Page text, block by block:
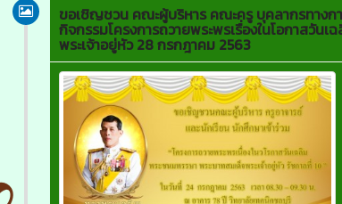
ขอเชิญชวน คณะผู้บริหาร คณะครู บุคลากรทางก
กิจกรรมโครงการถวายพระพรเรื่องในโอกาสวัน
พระเจ้าอยู่หัว 28 กรกฎาคม 2563